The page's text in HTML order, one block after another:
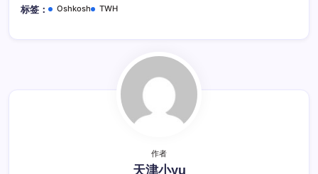
标签： Oshkosh TWH
作者
天津小yu